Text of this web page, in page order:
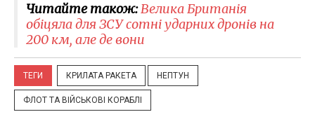
Читайте також:Велика Британія
обіцяла для ЗСУ сотні ударних дронів на
200 км, але де вони
ТЕГИ КРИЛАТА РАКЕТА НЕПТУН
ФЛОТ ТА ВІЙСЬКОВІ КОРАБЛІ